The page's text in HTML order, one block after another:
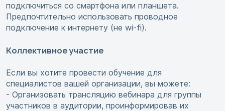
подключиться со смартфона или планшета.
Предпочтительно использовать проводное
подключение к интернету (не wi-fi).
Коллективное участие
Если вы хотите провести обучение для
специалистов вашей организации, вы можете:
- Организовать трансляцию вебинара для группы
участников в аудитории, проинформировав их